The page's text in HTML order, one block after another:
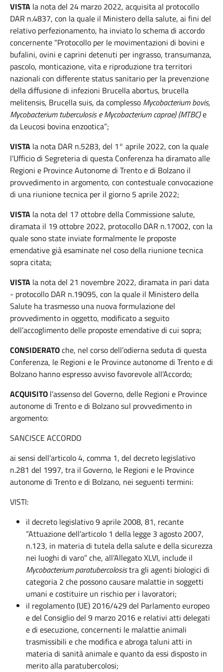
VISTA la nota del 24 marzo 2022, acquisita al protocollo
DAR n.4837, con la quale il Ministero della salute, ai fini del
relativo perfezionamento, ha inviato lo schema di accordo
concernente “Protocollo per le movimentazioni di bovini e
bufalini, ovini e caprini detenuti per ingrasso, transumanza,
pascolo, monticazione, vita e riproduzione tra territori
nazionali con differente status sanitario per la prevenzione
della diffusione di infezioni Brucella abortus, brucella
melitensis, Brucella suis, da complesso Mycobacterium bovis,
Mycobacterium tuberculosis e Mycobacterium caprae) (MTBC)e
da Leucosi bovina enzootica”;
VISTA la nota DAR n.5283, del 1° aprile 2022, con la quale
l’Ufficio di Segreteria di questa Conferenza ha diramato alle
Regioni e Province Autonome di Trento e di Bolzano il
provvedimento in argomento, con contestuale convocazione
di una riunione tecnica per il giorno 5 aprile 2022;
VISTA la nota del 17 ottobre della Commissione salute,
diramata il 19 ottobre 2022, protocollo DAR n.17002, con la
quale sono state inviate formalmente le proposte
emendative già esaminate nel coso della riunione tecnica
sopra citata;
VISTA la nota del 21 novembre 2022, diramata in pari data
- protocollo DAR n.19095, con la quale il Ministero della
Salute ha trasmesso una nuova formulazione del
provvedimento in oggetto, modificato a seguito
dell’accoglimento delle proposte emendative di cui sopra;
CONSIDERATOche, nel corso dell’odierna seduta di questa
Conferenza, le Regioni e le Province autonome di Trento e di
Bolzano hanno espresso avviso favorevole all'Accordo;
ACQUISITO l’assenso del Governo, delle Regioni e Province
autonome di Trento e di Bolzano sul provvedimento in
argomento:
SANCISCE ACCORDO
ai sensi dell’articolo 4, comma 1, del decreto legislativo
n.281 del 1997, tra il Governo, le Regioni e le Province
autonome di Trento e di Bolzano, nei seguenti termini:
VISTI:
il decreto legislativo 9 aprile 2008, 81, recante
“Attuazione dell’articolo 1 della legge 3 agosto 2007,
n.123, in materia di tutela della salute e della sicurezza
nei luoghi di varo” che, all’Allegato XLVI, include il
Mycobacterium paratubercolosistra gli agenti biologici di
categoria 2 che possono causare malattie in soggetti
umani e costituire un rischio per i lavoratori;
il regolamento (UE) 2016/429 del Parlamento europeo
e del Consiglio del 9 marzo 2016 e relativi atti delegati
e di esecuzione, concernenti le malattie animali
trasmissibili e che modifica e abroga taluni atti in
materia di sanità animale e quanto da essi disposto in
merito alla paratubercolosi;